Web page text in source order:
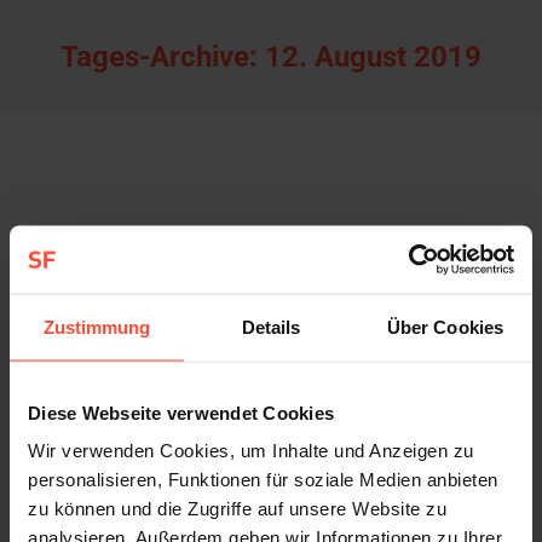
Zustimmung Details Über Cookies
Diese Webseite verwendet Cookies
Wir verwenden Cookies, um Inhalte und Anzeigen zu
personalisieren, Funktionen für soziale Medien anbieten
zu können und die Zugriffe auf unsere Website zu
analysieren. Außerdem geben wir Informationen zu Ihrer
Tages-Archive: 12. August 2019
In einem Gastbeitrag auf Onlinemarketing.de
Bezug die Vorteile der Einbindung von Key Opinion
Leadern (KOL) in die Kommunikation mit ihrer
Zielgruppe. Welchen Stellenwert KOL in China
haben und warum sie Unternehmen die Tür zum